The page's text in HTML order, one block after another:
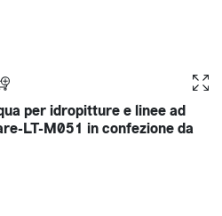
per idropitture e linee ad
LT-M051 in confezione da